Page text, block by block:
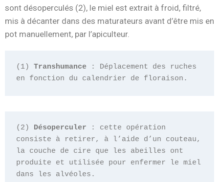
sont désoperculés (2), le miel est extrait à froid, filtré,
mis à décanter dans des maturateurs avant d’être mis en
pot manuellement, par l’apiculteur.
(1) Transhumance : Déplacement des ruches
en fonction du calendrier de floraison.
(2) Désoperculer : cette opération
consiste à retirer, à l’aide d’un couteau,
la couche de cire que les abeilles ont
produite et utilisée pour enfermer le miel
dans les alvéoles.